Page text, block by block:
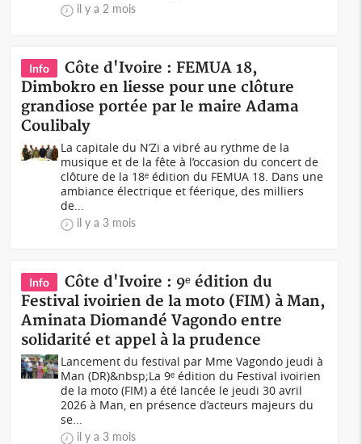
il y a 2 mois
Info
Côte d'Ivoire : FEMUA 18,
Dimbokro en liesse pour une clôture
grandiose portée par le maire Adama
Coulibaly
La capitale du N’Zi a vibré au rythme de la
musique et de la fête à l’occasion du concert de
clôture de la 18ᵉ édition du FEMUA 18. Dans une
ambiance électrique et féerique, des milliers
de...
il y a 3 mois
Info
Côte d'Ivoire : 9ᵉ édition du
Festival ivoirien de la moto (FIM) à Man,
Aminata Diomandé Vagondo entre
solidarité et appel à la prudence
Lancement du festival par Mme Vagondo jeudi à
Man (DR)&nbsp;La 9ᵉ édition du Festival ivoirien
de la moto (FIM) a été lancée le jeudi 30 avril
2026 à Man, en présence d’acteurs majeurs du
se...
il y a 3 mois